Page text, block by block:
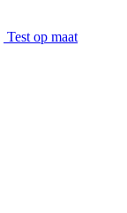
Test op maat